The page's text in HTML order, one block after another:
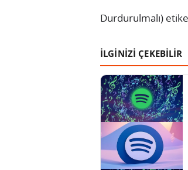
Durdurulmalı)
İLGİNİZİ ÇEKEBİLİR